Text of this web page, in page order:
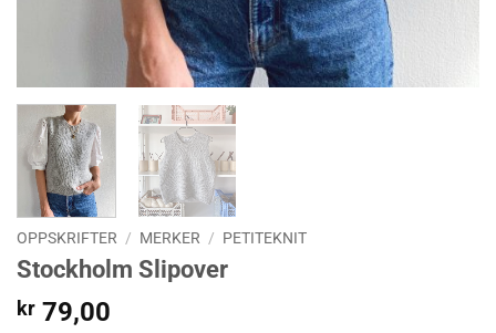
OPPSKRIFTER / MERKER / PETITEKNIT
Stockholm Slipover
kr 79,00